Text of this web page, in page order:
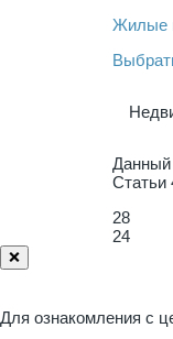
Жилые
Данный
Статьи
28
24
❌
Для ознакомления с